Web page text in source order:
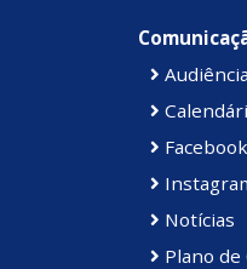
Notícias
Plano